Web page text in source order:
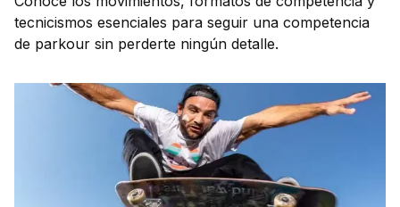
tecnicismos esenciales para seguir una competencia
de parkour sin perderte ningún detalle.